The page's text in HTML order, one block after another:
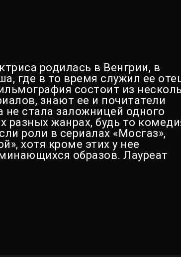
родилась в Венгрии, в
где в то время служил ее
состоит из
знают ее и почитатели
не стала заложницей одного
разных жанрах, будь то
роли в сериалах «Мосгаз»,
хотя кроме этих у нее
образов. Лауреат